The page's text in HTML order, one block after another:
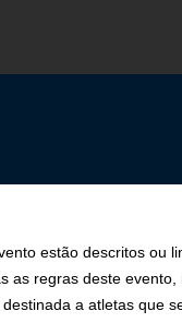
estão descritos ou
as regras deste
a atletas que